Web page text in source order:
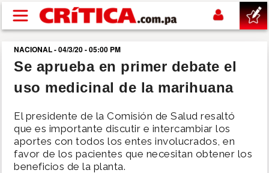
Pasar al contenido principal
buscar
SUCESOS
NACIONAL
POLÍTICA
NACIONAL - 04/3/20 - 05:00 PM
Se aprueba en primer debate el
uso medicinal de la marihuana
El presidente de la Comisión de Salud resaltó
que es importante discutir e intercambiar los
aportes con todos los entes involucrados, en
favor de los pacientes que necesitan obtener los
beneficios de la planta.